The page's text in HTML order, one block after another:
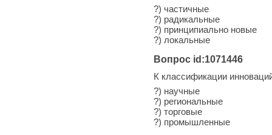
?) частичные
?) радикальные
?) принципиально новые
?) локальные
Вопрос id:1071446
К классификации
?) научные
?) региональные
?) торговые
?) промышленные